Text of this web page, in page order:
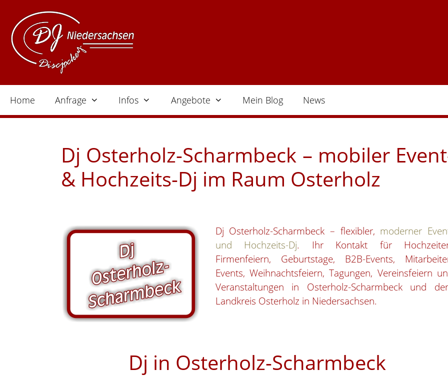
Inhalt
springen
Home Anfrage Infos Angebote Mein Blog News
Dj Osterholz-Scharmbeck – mobiler
& Hochzeits-Dj im Raum Osterholz
Dj Osterholz-Scharmbeck – flexibler, moderner
und Hochzeits-Dj. Ihr Kontakt für
Firmenfeiern, Geburtstage, B2B-Events,
Events, Weihnachtsfeiern, Tagungen, Vereinsfeiern
Veranstaltungen in Osterholz-Scharmbeck und
Landkreis Osterholz in Niedersachsen.
Dj in Osterholz-Scharmbeck